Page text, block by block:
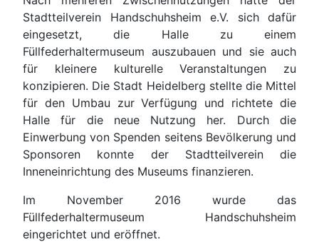
Stadtteilverein Handschuhsheim e.V. sich dafür
eingesetzt, die Halle zu einem
Füllfederhaltermuseum auszubauen und sie auch
für kleinere kulturelle Veranstaltungen zu
konzipieren. Die Stadt Heidelberg stellte die Mittel
für den Umbau zur Verfügung und richtete die
Halle für die neue Nutzung her. Durch die
Einwerbung von Spenden seitens Bevölkerung und
Sponsoren konnte der Stadtteilverein die
Inneneinrichtung des Museums finanzieren.
Im November 2016 wurde das
Füllfederhaltermuseum Handschuhsheim
eingerichtet und eröffnet.